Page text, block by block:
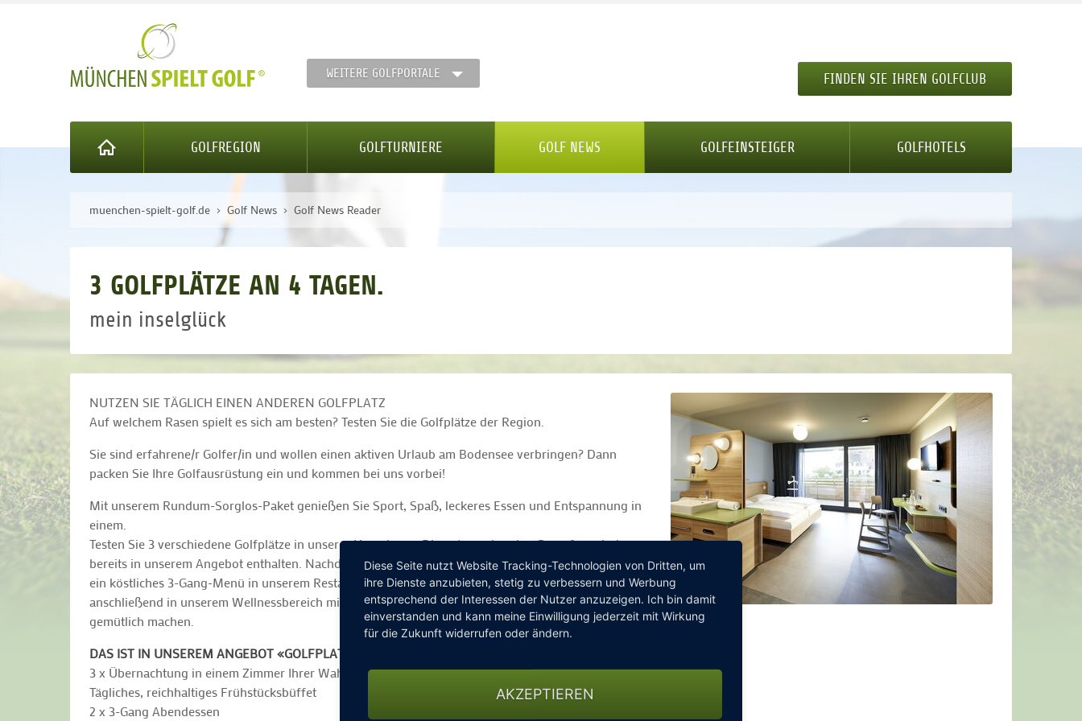
WEITERE GOLFPORTALE FINDEN SIE IHREN GOLFCLUB
GOLFREGION GOLFTURNIERE GOLF NEWS GOLFEINSTEIGER GOLFHOTELS
muenchen-spielt-golf.de Golf News Golf News Reader
3 GOLFPLÄTZE AN 4 TAGEN.
mein inselglück
NUTZEN SIE TÄGLICH EINEN ANDEREN GOLFPLATZ
Auf welchem Rasen spielt es sich am besten? Testen Sie die Golfplätze der Region.
Sie sind erfahrene/r Golfer/in und wollen einen aktiven Urlaub am Bodensee verbringen? Dann
packen Sie Ihre Golfausrüstung ein und kommen bei uns vorbei!
Mit unserem Rundum-Sorglos-Paket genießen Sie Sport, Spaß, leckeres Essen und Entspannung in
einem.
Testen Sie 3 verschiedene Golfplätze in unserer Umgebung. Die entsprechenden Greenfees sind
bereits in unserem Angebot enthalten. Nachdem Sie das Eisen geschwungen haben, wartet abends
ein köstliches 3-Gang-Menü in unserem Restaurant auf Sie. Zur Entspannung können Sie es sich
anschließend in unserem Wellnessbereich mit Sauna, Sanarium, Infrarotkabine und Dampfbad
gemütlich machen.
DAS IST IN UNSEREM ANGEBOT «GOLFPLATZ HOPPING» ENTHALTEN:
3 x Übernachtung in einem Zimmer Ihrer Wahl
Tägliches, reichhaltiges Frühstücksbüffet
2 x 3-Gang Abendessen
Diese Seite nutzt Website Tracking-Technologien von Dritten, um
ihre Dienste anzubieten, stetig zu verbessern und Werbung
entsprechend der Interessen der Nutzer anzuzeigen. Ich bin damit
einverstanden und kann meine Einwilligung jederzeit mit Wirkung
für die Zukunft widerrufen oder ändern.
AKZEPTIEREN